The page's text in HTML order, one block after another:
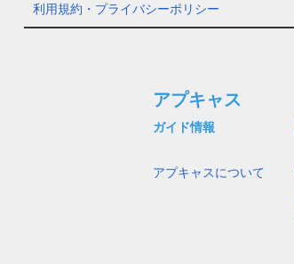
利用規約・プライバシーポリシー
アプキャス
ガイド情報
アプキャスについて